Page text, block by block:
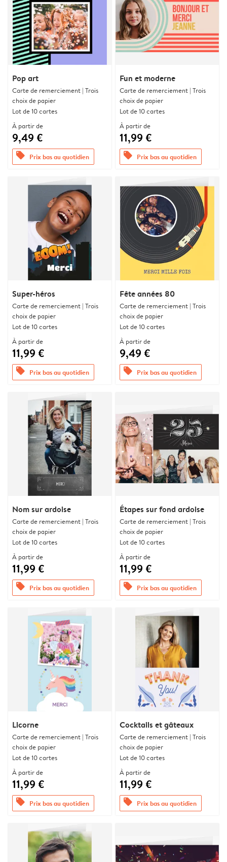
Pop art
Carte de remerciement | Trois
choix de papier
Lot de 10 cartes
À partir de
9,49 €
offers Prix bas au quotidien
Fun et moderne
Carte de remerciement | Trois
choix de papier
Lot de 10 cartes
À partir de
11,99 €
offers Prix bas au quotidien
Super-héros
Carte de remerciement | Trois
choix de papier
Lot de 10 cartes
À partir de
11,99 €
offers Prix bas au quotidien
Fête années 80
Carte de remerciement | Trois
choix de papier
Lot de 10 cartes
À partir de
9,49 €
offers Prix bas au quotidien
Nom sur ardoise
Carte de remerciement | Trois
choix de papier
Lot de 10 cartes
À partir de
11,99 €
offers Prix bas au quotidien
Étapes sur fond ardoise
Carte de remerciement | Trois
choix de papier
Lot de 10 cartes
À partir de
11,99 €
offers Prix bas au quotidien
Licorne
Carte de remerciement | Trois
choix de papier
Lot de 10 cartes
À partir de
11,99 €
offers Prix bas au quotidien
Cocktails et gâteaux
Carte de remerciement | Trois
choix de papier
Lot de 10 cartes
À partir de
11,99 €
offers Prix bas au quotidien